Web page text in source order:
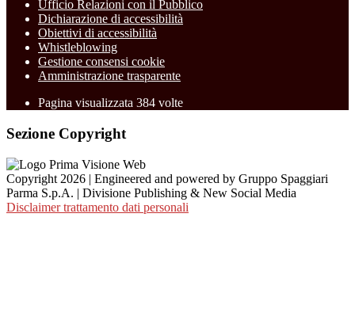
Ufficio Relazioni con il Pubblico
Dichiarazione di accessibilità
Obiettivi di accessibilità
Whistleblowing
Gestione consensi cookie
Amministrazione trasparente
Pagina visualizzata 384 volte
Sezione Copyright
Copyright 2026 | Engineered and powered by Gruppo Spaggiari
Parma S.p.A. | Divisione Publishing & New Social Media
Disclaimer trattamento dati personali